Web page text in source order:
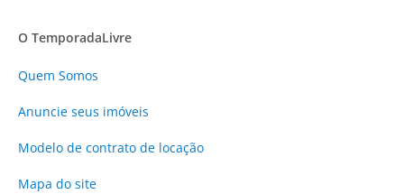
O TemporadaLivre
Quem Somos
Anuncie seus imóveis
Modelo de contrato de locação
Mapa do site